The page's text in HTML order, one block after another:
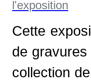
Cette
de
collection